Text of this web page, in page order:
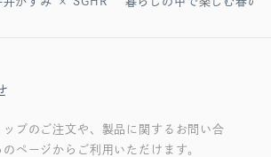
ップのご注文や、製品に関するお問い合
ページからご利用いただけます。